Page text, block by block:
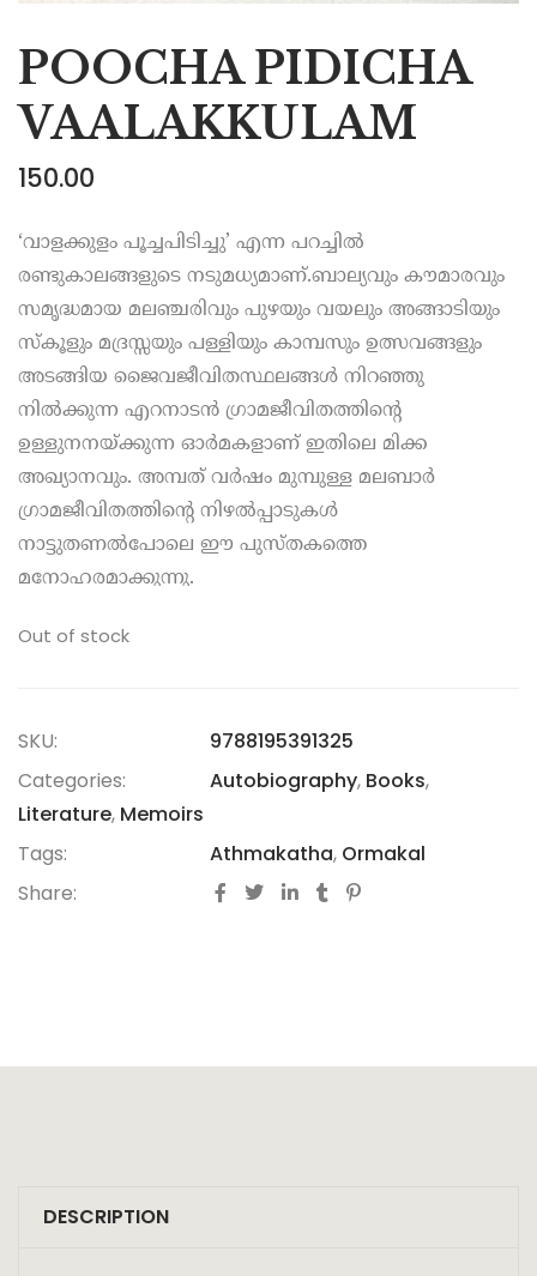
POOCHA PIDICHA
VAALAKKULAM
150.00
‘വാളക്കുളം പൂച്ചപിടിച്ചു’ എന്ന പറച്ചില്‍
രണ്ടുകാലങ്ങളുടെ നടുമധ്യമാണ്.ബാല്യവും കൗമാരവും
സമൃദ്ധമായ മലഞ്ചരിവും പുഴയും വയലും അങ്ങാടിയും
സ്‌കൂളും മദ്രസ്സയും പള്ളിയും കാമ്പസും ഉത്സവങ്ങളും
അടങ്ങിയ ജൈവജീവിതസ്ഥലങ്ങള്‍ നിറഞ്ഞു
നില്‍ക്കുന്ന എറനാടന്‍ ഗ്രാമജീവിതത്തിന്റെ
ഉള്ളുനനയ്ക്കുന്ന ഓര്‍മകളാണ് ഇതിലെ മിക്ക
അഖ്യാനവും. അമ്പത് വര്‍ഷം മുമ്പുള്ള മലബാര്‍
ഗ്രാമജീവിതത്തിന്റെ നിഴല്‍പ്പാടുകള്‍
നാട്ടുതണല്‍പോലെ ഈ പുസ്തകത്തെ
മനോഹരമാക്കുന്നു.
Out of stock
SKU:
9788195391325
Categories:
Autobiography, Books,
Literature, Memoirs
Tags:
Athmakatha, Ormakal
Share:
DESCRIPTION